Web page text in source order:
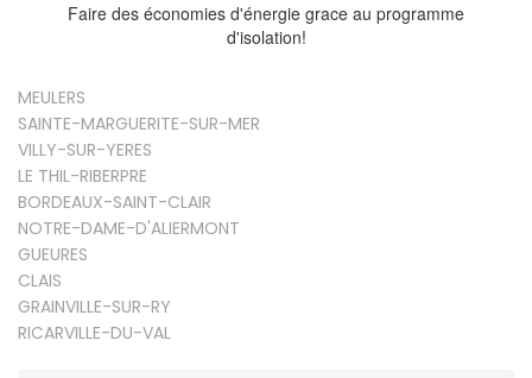
Faire des économies d'énergie grace au programme
d'isolation!
MEULERS
SAINTE-MARGUERITE-SUR-MER
VILLY-SUR-YERES
LE THIL-RIBERPRE
BORDEAUX-SAINT-CLAIR
NOTRE-DAME-D'ALIERMONT
GUEURES
CLAIS
GRAINVILLE-SUR-RY
RICARVILLE-DU-VAL